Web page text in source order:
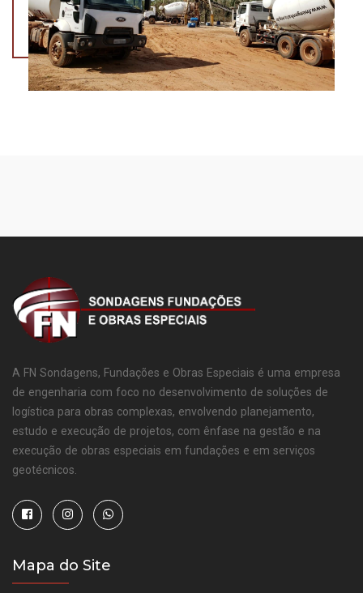
A FN Sondagens, Fundações e Obras Especiais é uma empresa
de engenharia com foco no desenvolvimento de soluções de
logística para obras complexas, envolvendo planejamento,
estudo e execução de projetos, com ênfase na gestão e na
execução de obras especiais em fundações e em serviços
geotécnicos.
Mapa do Site